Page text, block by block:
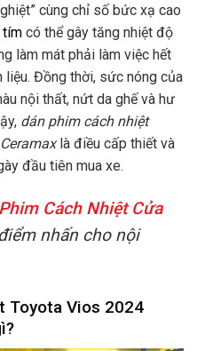
cùng chỉ số bức xạ cao
tím có thể gây tăng nhiệt độ
làm mát phải làm việc hết
liệu. Đồng thời, sức nóng của
nội thất, nứt da ghế và hư
dán phim cách nhiệt
là điều cấp thiết và
đầu tiên mua xe.
Phim Cách Nhiệt Cửa
nhấn cho nội
Toyota Vios 2024